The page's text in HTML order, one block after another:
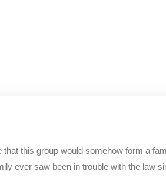
this group would somehow form a
ever saw been in trouble with the law